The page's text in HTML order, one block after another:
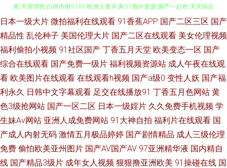
成人免费在线 AV少妇导航 国产在线第一页 超碰九69 国产色图专区 超碰大香
蕉 天堂情色 白丝内射91AV 欧洲人妻丰满 91海外资源 国产一起色 天天综合
色图 人妻精品久久 超碰久操 国产精品免费熟女 韩国日本视频 大香蕉伊 蜜桃
91国产综合视频 A片网纸 豆花肏肏视频 日韩性爱网 91人人操人人妻 成人在
线不卡视频 国产资源站 日韩AV电影导航 日本黄色A级大片 色天堂91 Av性爱
日本一级大片 微拍福利在线观看 91香蕉APP 国产二区三区 国产
精品性 乱伦种子 美国伦理大片 国产二区在线观看 美女伦理视频
福利偷拍小视频 91社区国产 丁香五月天堂 欧美变态一区 国产
综合在线观看 国产免费一级片 福利视频资源站 成人午夜在线观
看 欧美图片在线观看 在线观看h视频 国产a级0 变性人妖 国产福
利永久 日韩中文字幕观看 足交在线播放91 丁香五月色网站 黄
色3级抢网站 国产一区二区 日本一级婬片 久久免费手机视频 学
生妹Av网站 亚洲人成免费网站 91大神自拍 福利片在线观看 国
产成人内射无码 激情五月极品婷婷 国产剧情精品 成人三级伦理
免费 偷怕欧美亚州图片 国产AV国产AV 97亚洲精华液 国内精自
线 国产精品3级片 成年女人视频 狠狠撸亚洲欧美 91操碰在线 国